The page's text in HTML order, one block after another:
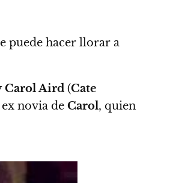
puede hacer llorar a
Carol Aird (Cate
ex novia de Carol, quien